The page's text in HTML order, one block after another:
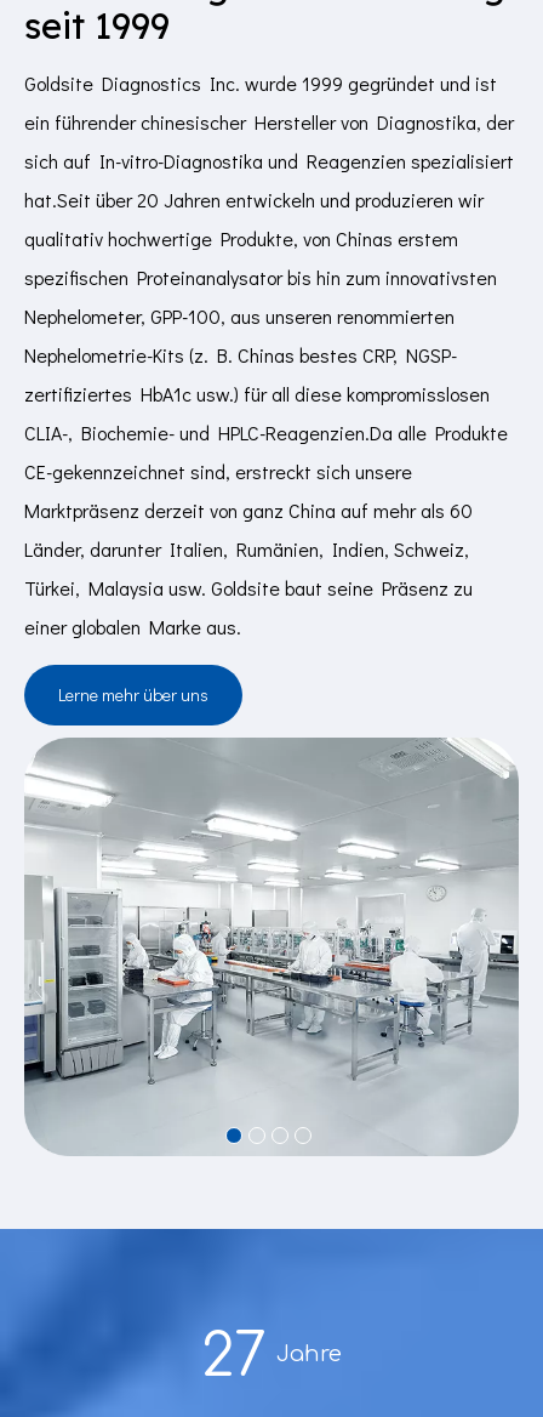
seit 1999
Goldsite Diagnostics Inc. wurde 1999 gegründet und ist
ein führender chinesischer Hersteller von Diagnostika, der
sich auf In-vitro-Diagnostika und Reagenzien spezialisiert
hat.Seit über 20 Jahren entwickeln und produzieren wir
qualitativ hochwertige Produkte, von Chinas erstem
spezifischen Proteinanalysator bis hin zum innovativsten
Nephelometer, GPP-100, aus unseren renommierten
Nephelometrie-Kits (z. B. Chinas bestes CRP, NGSP-
zertifiziertes HbA1c usw.) für all diese kompromisslosen
CLIA-, Biochemie- und HPLC-Reagenzien.Da alle Produkte
CE-gekennzeichnet sind, erstreckt sich unsere
Marktpräsenz derzeit von ganz China auf mehr als 60
Länder, darunter Italien, Rumänien, Indien, Schweiz,
Türkei, Malaysia usw. Goldsite baut seine Präsenz zu
einer globalen Marke aus.
Lerne mehr über uns
27 Jahre